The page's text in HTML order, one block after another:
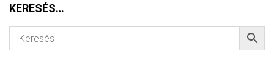
KERESÉS…